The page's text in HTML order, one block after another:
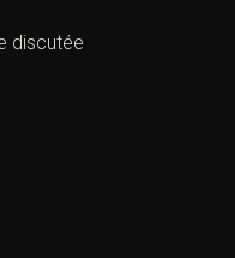
témoignent, le
discutée